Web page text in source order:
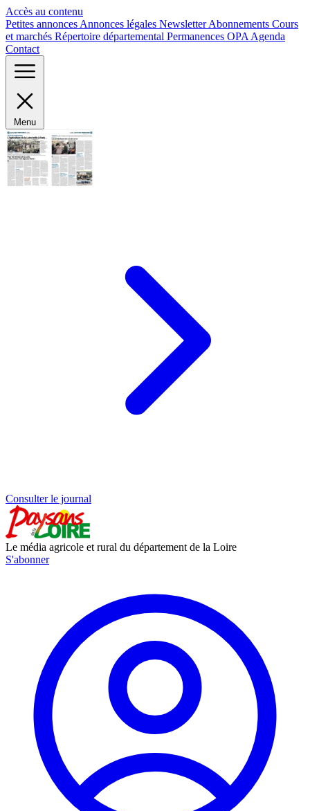
Accès au contenu
Petites annonces Annonces légales NewsletterAbonnements Cours
et marchés Répertoire départemental Permanences OPA Agenda
Contact
Menu
Consulter le journal
Le média agricole et rural du département de la Loire
S'abonner
Panneau de gestion des cookies